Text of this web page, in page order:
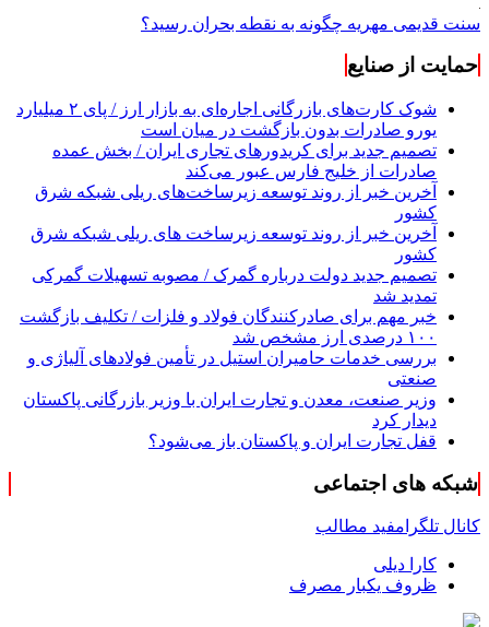
سنت قدیمی مهریه چگونه به نقطه بحران رسید؟
حمایت از صنایع
شوک کارت‌های بازرگانی اجاره‌ای به بازار ارز / پای ۲ میلیارد
یورو صادرات بدون بازگشت در میان است
تصمیم جدید برای کریدورهای تجاری ایران / بخش عمده
صادرات از خلیج فارس عبور می‌کند
آخرین خبر از روند توسعه زیرساخت‌های ریلی شبکه شرق
کشور
آخرین خبر از روند توسعه زیرساخت های ریلی شبکه شرق
کشور
تصمیم جدید دولت درباره گمرک / مصوبه تسهیلات گمرکی
تمدید شد
خبر مهم برای صادرکنندگان فولاد و فلزات / تکلیف بازگشت
۱۰۰ درصدی ارز مشخص شد
بررسی خدمات حامیران استیل در تأمین فولادهای آلیاژی و
صنعتی
وزیر صنعت، معدن و تجارت ایران با وزیر بازرگانی پاکستان
دیدار کرد
قفل تجارت ایران و پاکستان باز می‌شود؟
شبکه های اجتماعی
کانال تلگرامفید مطالب
کارا دیلی
ظروف یکبار مصرف